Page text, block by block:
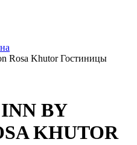
Rosa Khutor Гостиницы
BY
KHUTOR